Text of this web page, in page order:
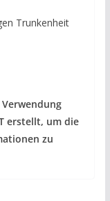
Trunkenheit
erstellt, um die
zu